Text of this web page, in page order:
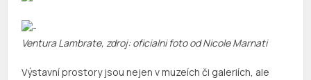
Ventura Lambrate, zdroj: oficialni foto od Nicole Marnati
Výstavní prostory jsou nejen v muzeích či galeriích, ale